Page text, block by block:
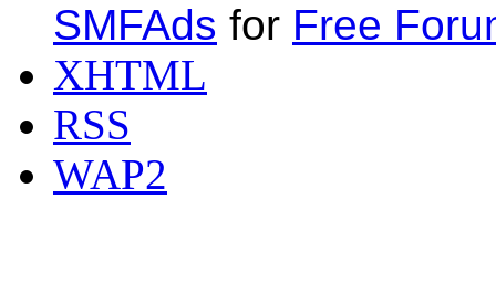
SMFAds for Free
XHTML
RSS
WAP2